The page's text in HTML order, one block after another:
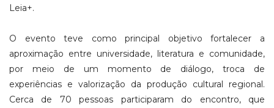
Leia+.
O evento teve como principal objetivo fortalecer a
aproximação entre universidade, literatura e comunidade,
por meio de um momento de diálogo, troca de
experiências e valorização da produção cultural regional.
Cerca de 70 pessoas participaram do encontro, que